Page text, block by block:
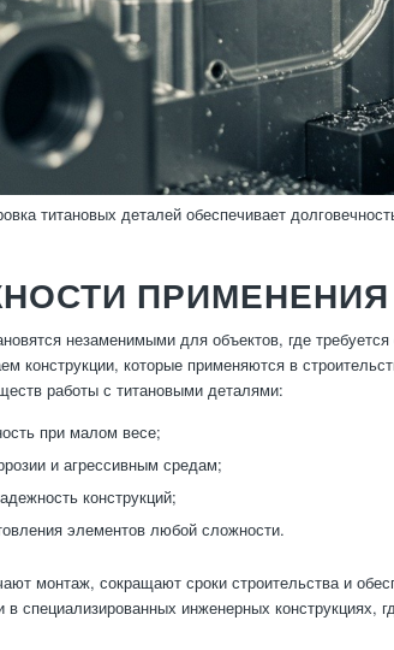
титановых деталей обеспечивает
ПРИМЕНЕНИЯ
незаменимыми для объектов, где
конструкции, которые применяются в
работы с титановыми деталями:
при малом весе;
и агрессивным средам;
конструкций;
элементов любой сложности.
монтаж, сокращают сроки строительства и
специализированных инженерных конструкциях,